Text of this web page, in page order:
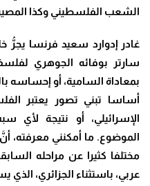
الشعب الفلسطيني وكذا المصير
غادر إدوارد سعيد فرنسا يجرُّ
سارتر بوفائه الجوهري
بمعاداة السامية، أو إحساسه
أساسا تبني تصور يعتبر
الإسرائيلي، أو نتيجة لأي
الموضوع. ما أمكنني معرفته،
مختلفا كثيرا عن مراحله
عربي، باستثناء الجزائري،